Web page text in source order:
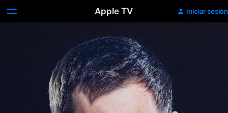
Apple TV Iniciar sesión